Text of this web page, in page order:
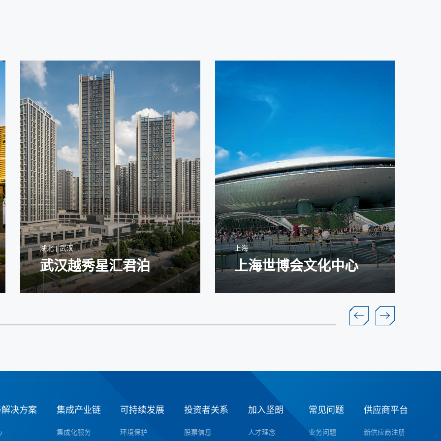
湖北 | 武汉
武汉越秀星汇君泊
上海
上海世博会文化中心
决方案 集成产业链
集成化服务
可持续发展
环境保护
投资者关系
股票信息
加入坚朗
人才理念
常见问题
业务问题
供应商平台
新供应商注册